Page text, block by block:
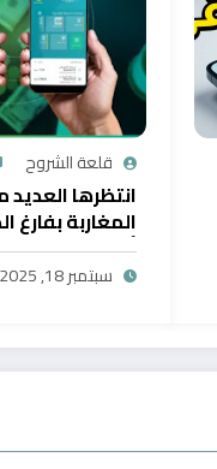
قلعة الشروح
انتظرها العديد
المغاربة بفارغ
أول خدمة
سحب الرصيد من
سبتمبر 18, 2025